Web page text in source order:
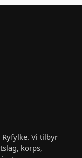
Ryfylke. Vi tilbyr
korps,